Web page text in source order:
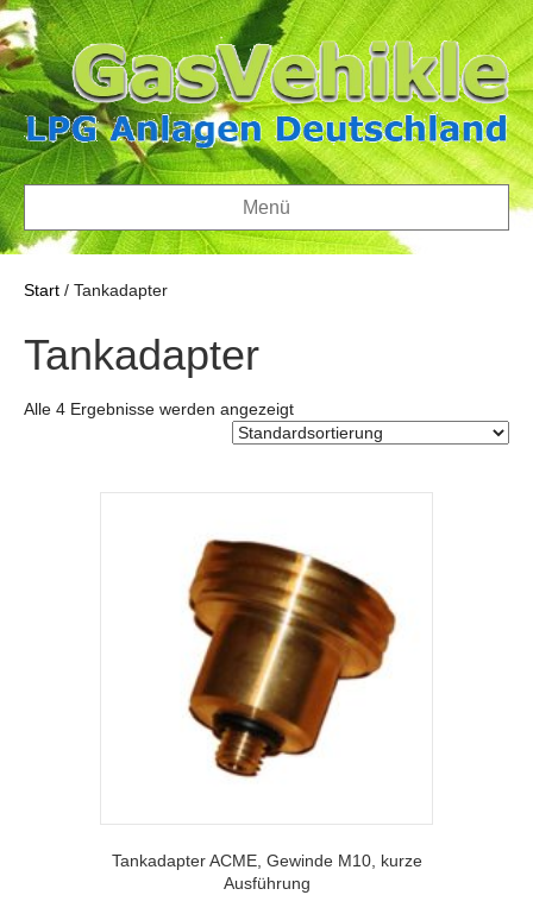
Menü
Start / Tankadapter
Tankadapter
Alle 4 Ergebnisse werden angezeigt
Tankadapter ACME, Gewinde M10, kurze
Ausführung